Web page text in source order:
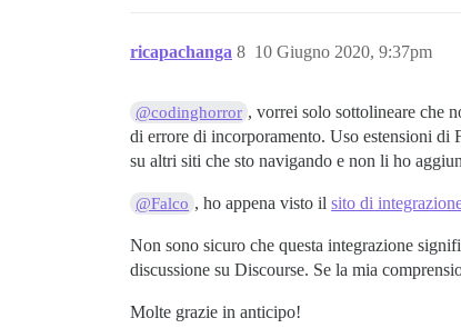
ricapachanga 10 Giugno 2020, 9:37pm
8
@codinghorror , vorrei solo sottolineare che
di errore di incorporamento. Uso estensioni di
su altri siti che sto navigando e non li ho
@Falco , ho appena visto ilsito di
Non sono sicuro che questa integrazione
discussione su Discourse. Se la mia
Molte grazie in anticipo!